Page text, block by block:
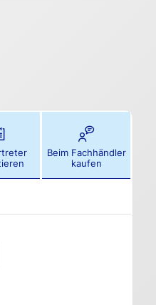
Beim Fachhändler
kaufen